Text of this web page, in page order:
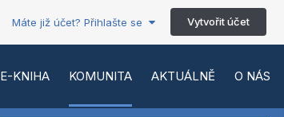
Máte již účet? Přihlašte se Vytvořit účet
E-KNIHA KOMUNITA AKTUÁLNĚ O NÁS